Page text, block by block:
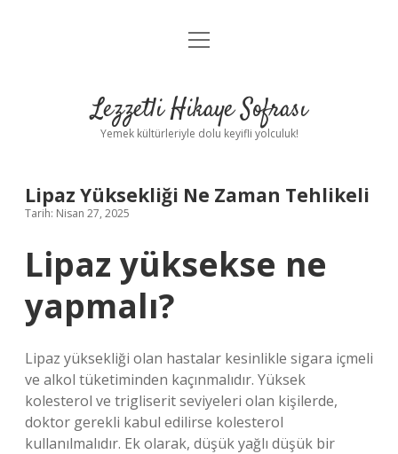
Anasayfa
Yasal Uyarı
menüyü
Lezzetli Hikaye Sofrası
Yemek kültürleriyle dolu keyifli yolculuk!
Lipaz Yüksekliği Ne Zaman Tehlikeli
Tarih: Nisan 27, 2025
Lipaz yüksekse ne
yapmalı?
Lipaz yüksekliği olan hastalar kesinlikle sigara içmeli
ve alkol tüketiminden kaçınmalıdır. Yüksek
kolesterol ve trigliserit seviyeleri olan kişilerde,
doktor gerekli kabul edilirse kolesterol
kullanılmalıdır. Ek olarak, düşük yağlı düşük bir